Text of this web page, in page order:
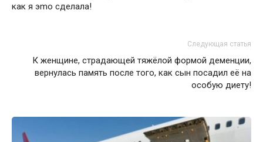
кaк я эmo cдeлaлa!
Следующая статья
К женщине, страдающей тяжёлой формой деменции,
вернулась память после того, как сын посадил её на
особую диету!